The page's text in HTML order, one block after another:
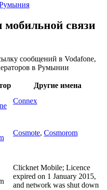
связи
сообщений в Vodafone,
в Румынии
Другие имена
Connex
Cosmote, Cosmorom
Clicknet Mobile; Licence
expired on 1 January 2015,
and network was shut down